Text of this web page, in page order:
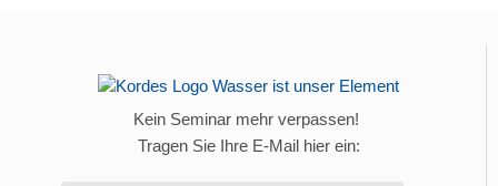
Kein Seminar mehr verpassen!
Tragen Sie Ihre E-Mail hier ein: